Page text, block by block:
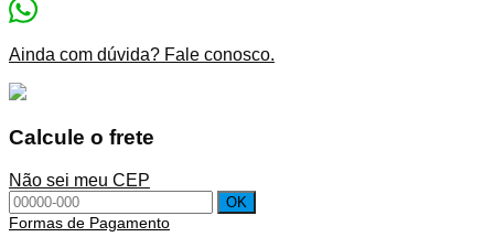
Ainda com dúvida? Fale conosco.
Calcule o frete
Não sei meu CEP
Formas de Pagamento